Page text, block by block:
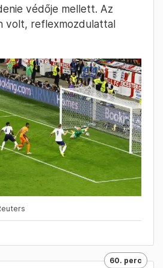
védője mellett. Az
volt, reflexmozdulattal
60. perc